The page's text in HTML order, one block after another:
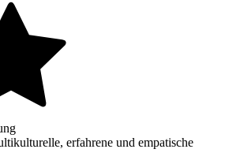
erfahrene und empatische